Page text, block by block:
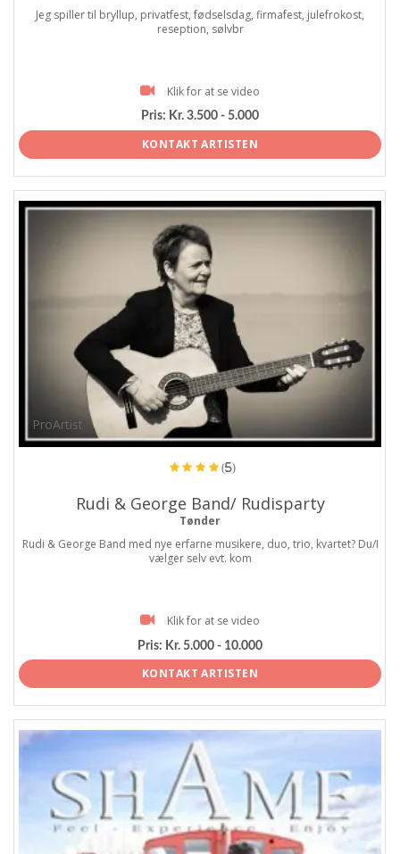
Jeg spiller til bryllup, privatfest, fødselsdag, firmafest, julefrokost,
reseption, sølvbr
Klik for at se video
Pris: Kr. 3.500 - 5.000
KONTAKT ARTISTEN
ProArtist
(5)
Rudi & George Band/ Rudisparty
Tønder
Rudi & George Band med nye erfarne musikere, duo, trio, kvartet? Du/I
vælger selv evt. kom
Klik for at se video
Pris: Kr. 5.000 - 10.000
KONTAKT ARTISTEN